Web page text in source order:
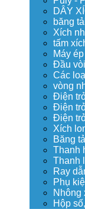
DÂY
băng
Xích
tấm
Máy
Đầu
Các
vòng
Điện
Điện
Điện
Xích
Băng
Thanh
Thanh
Ray
Phụ
Nhông
Hộp